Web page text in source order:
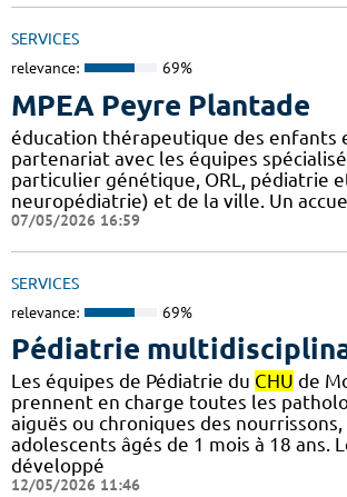
SERVICES
relevance: 69%
MPEA Peyre Plantade
éducation thérapeutique des enfants
partenariat avec les équipes
particulier génétique, ORL, pédiatrie
neuropédiatrie) et de la ville. Un
07/05/2026 16:59
SERVICES
relevance: 69%
Pédiatrie
Les équipes de Pédiatrie du CHU de
prennent en charge toutes les
aiguës ou chroniques des
adolescents âgés de 1 mois à 18 ans.
développé
12/05/2026 11:46